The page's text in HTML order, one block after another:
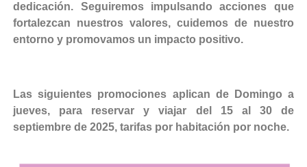
dedicación. Seguiremos impulsando acciones que
fortalezcan nuestros valores, cuidemos de nuestro
entorno y promovamos un impacto positivo.
Las siguientes promociones aplican de Domingo a
jueves, para reservar y viajar del 15 al 30 de
septiembre de 2025, tarifas por habitación por noche.